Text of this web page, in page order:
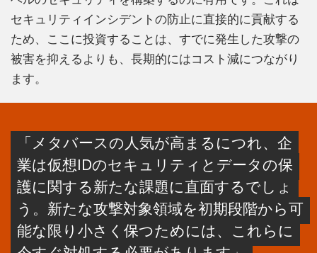
セキュリティインシデントの防止に直接的に貢献する
ため、ここに投資することは、すでに発生した攻撃の
被害を抑えるよりも、長期的にはコスト減につながり
ます。
「メタバースの人気が高まるにつれ、企
業は仮想IDのセキュリティとデータの保
護に関する新たな課題に直面するでしょ
う。新たな攻撃対象領域を初期段階から可
能な限り小さく保つためには、これらに